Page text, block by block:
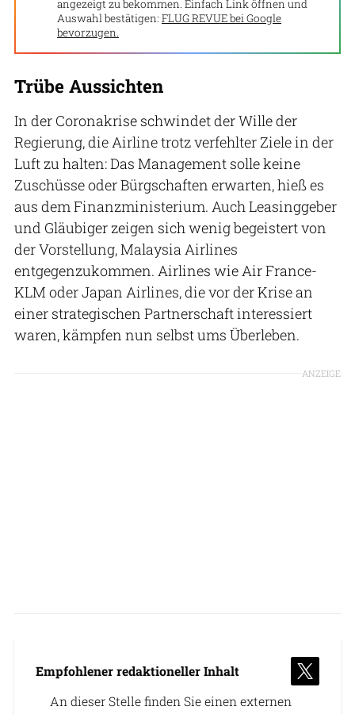
angezeigt zu bekommen. Einfach Link öffnen und
Auswahl bestätigen: FLUG REVUE bei Google
bevorzugen.
Trübe Aussichten
In der Coronakrise schwindet der Wille der
Regierung, die Airline trotz verfehlter Ziele in der
Luft zu halten: Das Management solle keine
Zuschüsse oder Bürgschaften erwarten, hieß es
aus dem Finanzministerium. Auch Leasinggeber
und Gläubiger zeigen sich wenig begeistert von
der Vorstellung, Malaysia Airlines
entgegenzukommen. Airlines wie Air France-
KLM oder Japan Airlines, die vor der Krise an
einer strategischen Partnerschaft interessiert
waren, kämpfen nun selbst ums Überleben.
ANZEIGE
Empfohlener redaktioneller Inhalt
An dieser Stelle finden Sie einen externen